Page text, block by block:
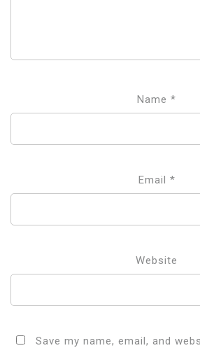
Name *
Email *
Website
Save my name, email, and